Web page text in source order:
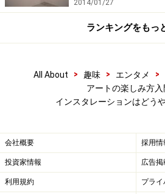
2014/01/27
ランキングをもっ
All About > 趣味 > エンタメ >
アートの楽しみ方入
インスタレーションはどう
会社概要 採用情
投資家情報 広告掲
利用規約 プラ